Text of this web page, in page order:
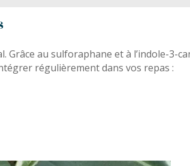
Grâce au sulforaphane et à l’indole-3-
régulièrement dans vos repas :